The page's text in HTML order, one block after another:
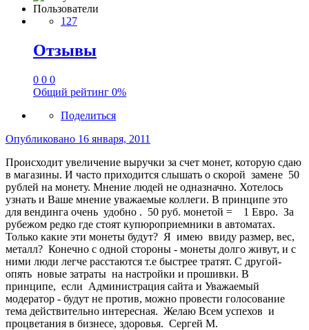
Пользователи
127
Отзывы
0 0 0
Общий рейтинг 0%
Поделиться
Опубликовано 16 января, 2011
Происходит увеличение выручки за счет монет, которую сдаю
в магазины. И часто приходится слышать о скорой замене 50
рублей на монету. Мнение людей не одназначно. Хотелось
узнать и Ваше мнение уважаемые коллеги. В принципе это
для вендинга очень удобно . 50 руб. монетой = 1 Евро. За
рубежом редко где стоят купюроприемники в автоматах.
Только какие эти монеты будут? Я имею ввиду размер, вес,
металл? Конечно с одной стороны - монеты долго живут, и с
ними люди легче расстаются т.е быстрее тратят. С другой-
опять новые затраты на настройки и прошивки. В
принципе, если Администрация сайта и Уважаемый
модератор - будут не против, можно провести голосование
тема действительно интересная. Желаю Всем успехов и
процветания в бизнесе, здоровья. Сергей М.